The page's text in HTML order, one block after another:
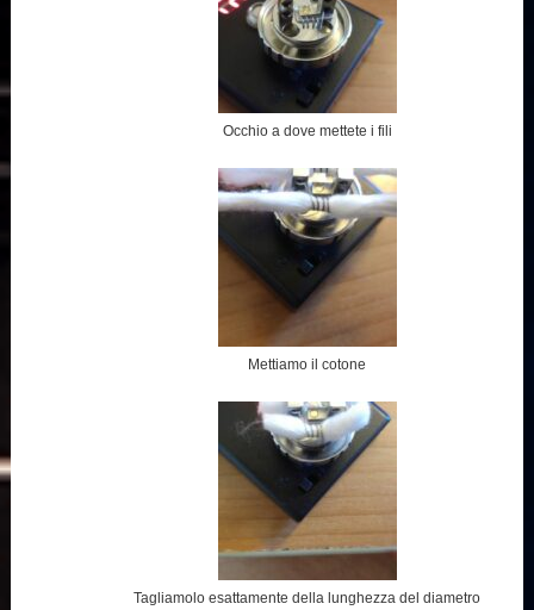
Occhio a dove mettete i fili
Mettiamo il cotone
Tagliamolo esattamente della lunghezza del diametro